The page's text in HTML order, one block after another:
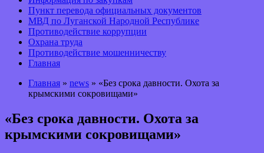
Пункт перевода официальных документов
МВД по Луганской Народной Республике
Противодействие коррупции
Охрана труда
Противодействие мошенничеству
Главная
Главная » news » «Без срока давности. Охота за
крымскими сокровищами»
«Без срока давности. Охота за
крымскими сокровищами»